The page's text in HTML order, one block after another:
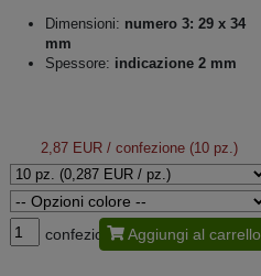
Dimensioni: numero 3: 29 x 34
mm
Spessore: indicazione 2 mm
2,87 EUR/ confezione (10 pz.)
confezione Aggiungi al carrello